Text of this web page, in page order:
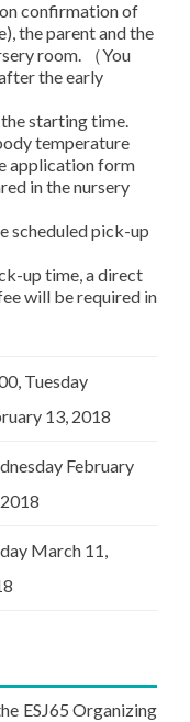
confirmation of
the parent and the
room. （You
the early
starting time.
temperature
application form
in the nursery
scheduled pick-up
up time, a direct
will be required in
Tuesday
13, 2018
February
March 11,
ESJ65 Organizing